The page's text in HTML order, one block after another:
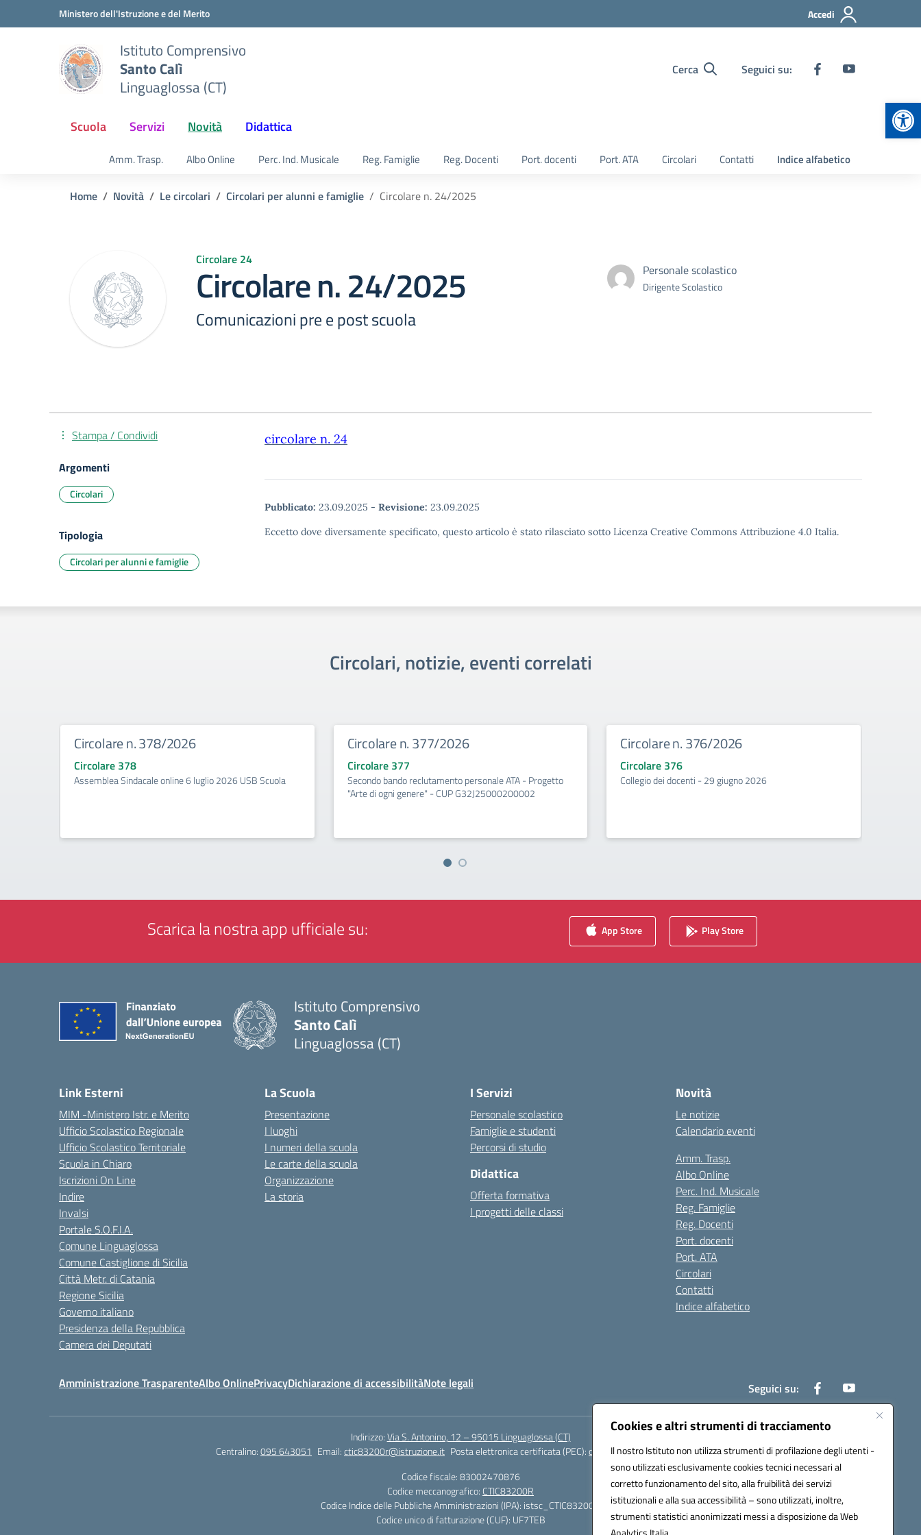
Cookies e altri strumenti di tracciamento
Il nostro Istituto non utilizza strumenti di profilazione degli utenti -
sono utilizzati esclusivamente cookies tecnici necessari al
corretto funzionamento del sito, alla fruibilità dei servizi
istituzionali e alla sua accessibilità – sono utilizzati, inoltre,
strumenti statistici anonimizzati messi a disposizione da Web
Vai ai contenuti
Vai al menu di navigazioneMinistero dell'Istruzione e del Merito Accedi
Istituto Comprensivo
Santo Calì
Linguaglossa (CT)
Cerca Seguici su:
Scuola Servizi Novità Didattica
Amm. Trasp. Albo Online Perc. Ind. Musicale Reg. Famiglie Reg. Docenti Port. docenti Port. ATA Circolari Contatti Indice alfabetico
Home Novità Le circolari Circolari per alunni e famiglie Circolare n. 24/2025
Circolare 24
Circolare n. 24/2025
Comunicazioni pre e post scuola
Personale scolastico
Dirigente Scolastico
circolare n. 24
Pubblicato: 23.09.2025 - Revisione: 23.09.2025
Eccetto dove diversamente specificato, questo articolo è stato rilasciato sotto Licenza Creative Commons Attribuzione 4.0 Italia.
Stampa / Condividi
Argomenti
Circolari
Tipologia
Circolari per alunni e famiglie
Circolari, notizie, eventi correlati
Circolare n. 378/2026
Circolare 378
Assemblea Sindacale online 6 luglio 2026 USB Scuola
Circolare n. 377/2026
Circolare 377
Secondo bando reclutamento personale ATA - Progetto
"Arte di ogni genere" - CUP G32J25000200002
Circolare n. 376/2026
Circolare 376
Collegio dei docenti - 29 giugno 2026
Scarica la nostra app ufficiale su: App Store Play Store
Istituto Comprensivo
Santo Calì
Linguaglossa (CT)
Link Esterni
MIM -Ministero Istr. e Merito
Ufficio Scolastico Regionale
Ufficio Scolastico Territoriale
Scuola in Chiaro
Iscrizioni On Line
Indire
Invalsi
Portale S.O.F.I.A.
Comune Linguaglossa
Comune Castiglione di Sicilia
Città Metr. di Catania
Regione Sicilia
Governo italiano
Presidenza della Repubblica
Camera dei Deputati
La Scuola
Presentazione
I luoghi
I numeri della scuola
Le carte della scuola
Organizzazione
La storia
I Servizi
Personale scolastico
Famiglie e studenti
Percorsi di studio
Didattica
Offerta formativa
I progetti delle classi
Novità
Le notizie
Calendario eventi
Amm. Trasp.
Albo Online
Perc. Ind. Musicale
Reg. Famiglie
Reg. Docenti
Port. docenti
Port. ATA
Circolari
Contatti
Indice alfabetico
Amministrazione TrasparenteAlbo OnlinePrivacyDichiarazione di accessibilitàNote legali Seguici su:
Indirizzo:Via S. Antonino, 12 – 95015 Linguaglossa (CT)
Centralino:095 643051 Email:ctic83200r@istruzione.it Posta elettronica certificata (PEC):ctic83200r@pec.istruzione.it
Codice fiscale: 83002470876
Codice meccanografico: CTIC83200R
Codice Indice delle Pubbliche Amministrazioni (IPA): istsc_CTIC83200R
Codice unico di fatturazione (CUF): UF7TEB